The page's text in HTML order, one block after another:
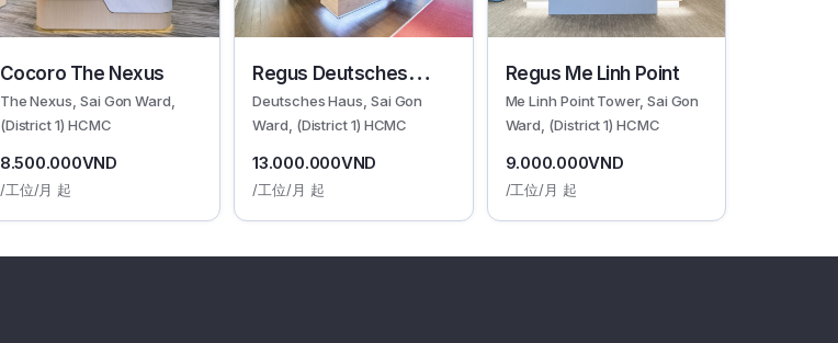
Cocoro The Nexus
The Nexus, Sai Gon Ward,
(District 1) HCMC
8.500.000VND
/工位/月 起
Regus Deutsches
Haus
Deutsches Haus, Sai Gon
Ward, (District 1) HCMC
13.000.000VND
/工位/月 起
Regus Me Linh Point
Me Linh Point Tower, Sai Gon
Ward, (District 1) HCMC
9.000.000VND
/工位/月 起